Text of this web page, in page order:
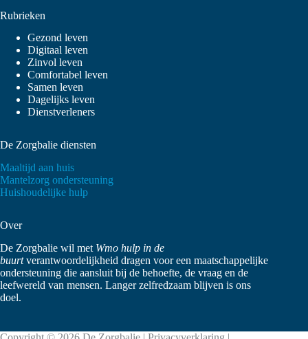
Rubrieken
Gezond leven
Digitaal leven
Zinvol leven
Comfortabel leven
Samen leven
Dagelijks leven
Dienstverleners
De Zorgbalie diensten
Maaltijd aan huis
Mantelzorg ondersteuning
Huishoudelijke hulp
Over
De Zorgbalie wil met Wmo hulp in de
buurtverantwoordelijkheid dragen voor een maatschappelijke
ondersteuning die aansluit bij de behoefte, de vraag en de
leefwereld van mensen. Langer zelfredzaam blijven is ons
doel.